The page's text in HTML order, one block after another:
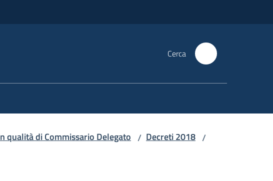
Cerca
qualità di Commissario Delegato / Decreti 2018 /